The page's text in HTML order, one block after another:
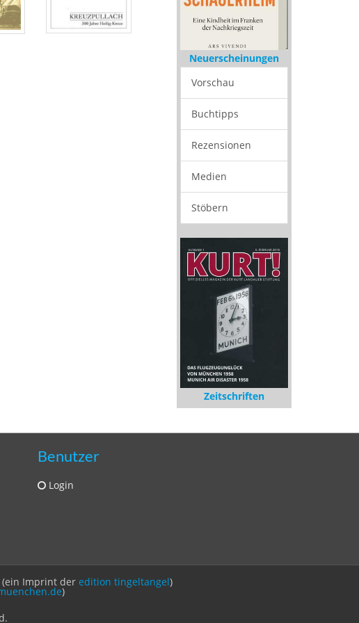
Neuerscheinungen
Vorschau
Buchtipps
Rezensionen
Medien
Stöbern
Zeitschriften
Benutzer
Login
(ein Imprint der edition tingeltangel)
)